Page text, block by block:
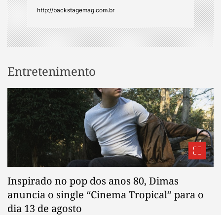
http://backstagemag.com.br
Entretenimento
Inspirado no pop dos anos 80, Dimas
anuncia o single “Cinema Tropical” para o
dia 13 de agosto